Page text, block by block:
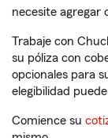
necesite agregar
Trabaje con
su póliza con
opcionales para
elegibilidad
Comience su